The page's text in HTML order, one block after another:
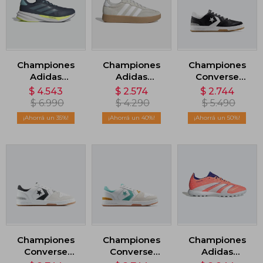
Championes
Adidas
Supernova
Stride 2 - Azul
$ 4.543
$ 6.990
35
Championes
Adidas
Bareeda - Gris
$ 2.574
$ 4.290
40
Championes
Converse
Lifestyle 1998 -
Negro
$ 2.744
$ 5.490
50
Championes
Converse
Championes
Converse
Championes
Adidas